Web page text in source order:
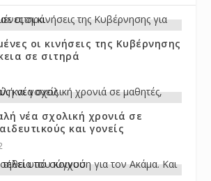
οι κινήσεις της Κυβέρνησης
σε σιτηρά
νέα σχολική χρονιά σε
και γονείς